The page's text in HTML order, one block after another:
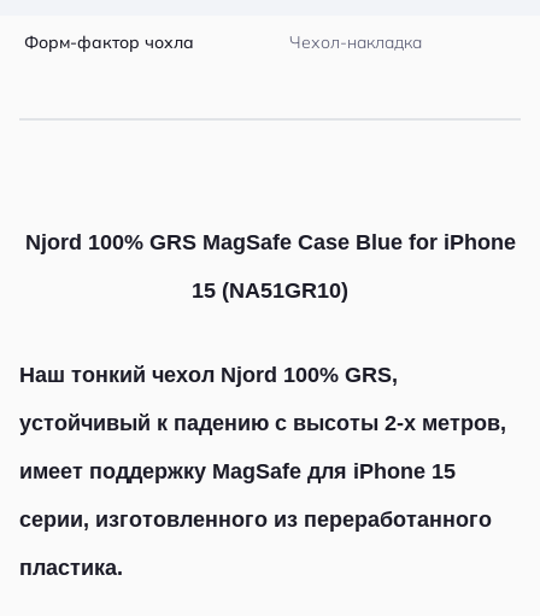
Форм-фактор чохла Чехол-накладка
Njord 100% GRS MagSafe Case Blue for iPhone
15 (NA51GR10)
Наш тонкий чехол Njord 100% GRS,
устойчивый к падению с высоты 2-х метров,
имеет поддержку MagSafe для iPhone 15
серии, изготовленного из переработанного
пластика.